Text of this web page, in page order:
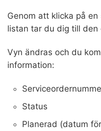
Genom att klicka på en
listan tar du dig till den
Vyn ändras och du
information:
Status
Planerad (datum